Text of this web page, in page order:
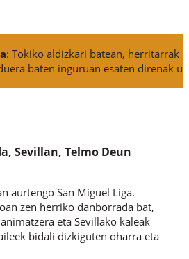
: Tokiko aldizkari batean, herritarrak
baten inguruan esaten direnak
Sevillan, Telmo Deun
aurtengo San Miguel Liga.
zen herriko danborrada bat,
eta Sevillako kaleak
bidali dizkiguten oharra eta